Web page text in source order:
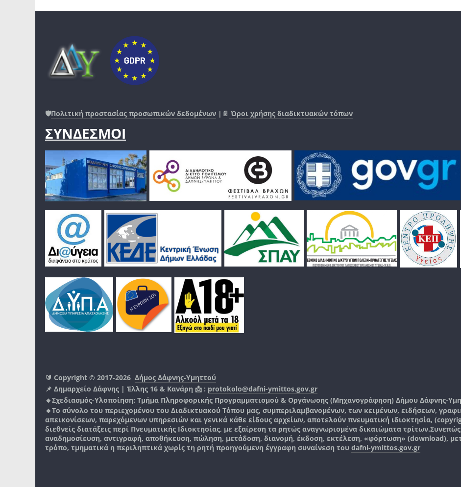
🛡️Πολιτική προστασίας προσωπικών δεδομένων |📄 Όροι χρήσης διαδικτυακών τόπων
ΣΥΝΔΕΣΜΟΙ
🔰 Copyright © 2017-2026 Δήμος Δάφνης-Υμηττού
📌 Δημαρχείο Δάφνης | Έλλης 16 & Κανάρη 📩 : protokolo@dafni-ymittos.gov.gr
🔹Σχεδιασμός-Υλοποίηση: Τμήμα Πληροφορικής Προγραμματισμού & Οργάνωσης (Μηχανογράφηση) Δήμου Δάφνης-
🔸Το σύνολο του περιεχομένου του Διαδικτυακού Τόπου μας, συμπεριλαμβανομένων, των κειμένων, ειδήσεων,
απεικονίσεων, παρεχόμενων υπηρεσιών και γενικά κάθε είδους αρχείων, αποτελούν πνευματική ιδιοκτησία,
διεθνείς διατάξεις περί Πνευματικής Ιδιοκτησίας, με εξαίρεση τα ρητώς αναγνωρισμένα δικαιώματα τρίτων.
αναδημοσίευση, αντιγραφή, αποθήκευση, πώληση, μετάδοση, διανομή, έκδοση, εκτέλεση, «φόρτωση» (download),
τρόπο, τμηματικά η περιληπτικά χωρίς τη ρητή προηγούμενη έγγραφη συναίνεση του dafni-ymittos.gov.gr